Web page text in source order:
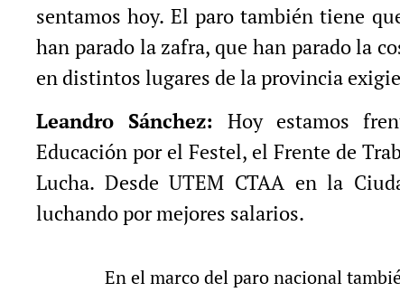
sentamos hoy. El paro también tiene
han parado la zafra, que han parado la
en distintos lugares de la provincia
Leandro Sánchez: Hoy estamos
Educación por el Festel, el Frente de
Lucha. Desde UTEM CTAA en la
luchando por mejores salarios.
En el marco del paro nacional